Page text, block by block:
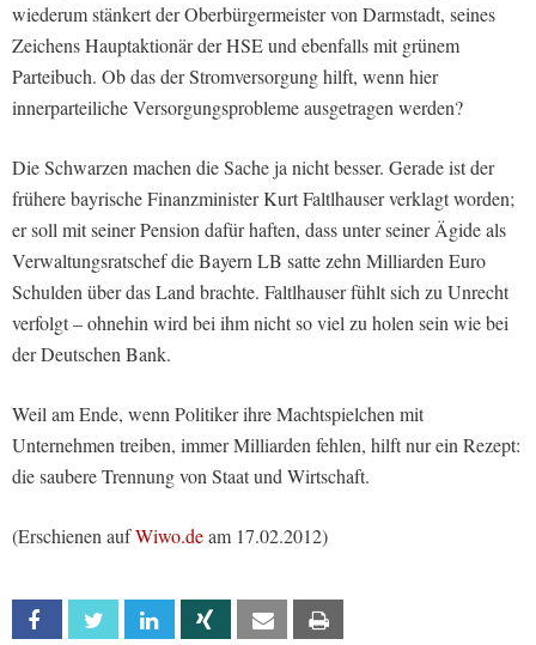
wiederum stänkert der Oberbürgermeister von Darmstadt, seines
Zeichens Hauptaktionär der HSE und ebenfalls mit grünem
Parteibuch. Ob das der Stromversorgung hilft, wenn hier
innerparteiliche Versorgungsprobleme ausgetragen werden?
Die Schwarzen machen die Sache ja nicht besser. Gerade ist der
frühere bayrische Finanzminister Kurt Faltlhauser verklagt worden;
er soll mit seiner Pension dafür haften, dass unter seiner Ägide als
Verwaltungsratschef die Bayern LB satte zehn Milliarden Euro
Schulden über das Land brachte. Faltlhauser fühlt sich zu Unrecht
verfolgt – ohnehin wird bei ihm nicht so viel zu holen sein wie bei
der Deutschen Bank.
Weil am Ende, wenn Politiker ihre Machtspielchen mit
Unternehmen treiben, immer Milliarden fehlen, hilft nur ein Rezept:
die saubere Trennung von Staat und Wirtschaft.
(Erschienen aufWiwo.deam 17.02.2012)
Facebook Twitter Linkedin Xing Email